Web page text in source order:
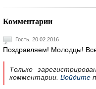
Комментарии
Гость, 20.02.2016
Поздравляем! Молодцы!
Только
комментарии. Войдите